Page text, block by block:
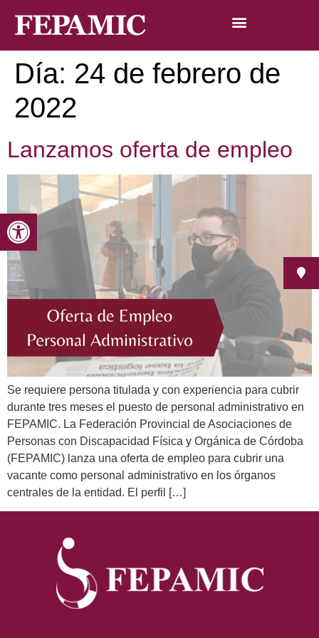
Abrir barra de herramientas
Día: 24 de febrero de
2022
Lanzamos oferta de empleo
Se requiere persona titulada y con experiencia para cubrir
durante tres meses el puesto de personal administrativo en
FEPAMIC. La Federación Provincial de Asociaciones de
Personas con Discapacidad Física y Orgánica de Córdoba
(FEPAMIC) lanza una oferta de empleo para cubrir una
vacante como personal administrativo en los órganos
centrales de la entidad. El perfil […]